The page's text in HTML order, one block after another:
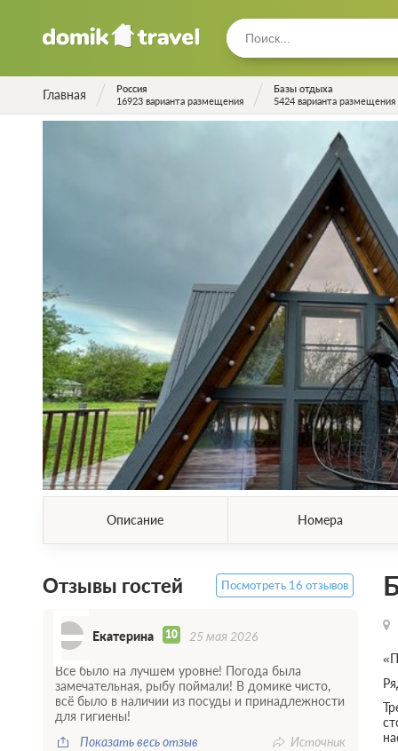
Главная
Россия
16923 варианта размещения
Базы отдыха
5424 варианта размещения
Описание Номера
Отзывы гостей Посмотреть 16 отзывов
Е Екатерина 10 25 мая 2026
Все было на лучшем уровне! Погода была
замечательная, рыбу поймали! В домике чисто,
всё было в наличии из посуды и принадлежности
для гигиены!
Показать весь отзыв
Источник